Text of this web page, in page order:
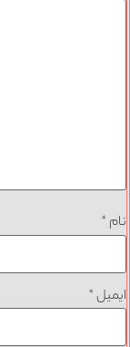
نام *
ایمیل*